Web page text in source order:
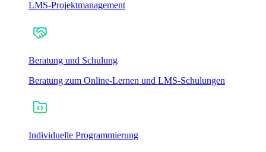
LMS-Projektmanagement
Beratung und Schulung
Beratung zum Online-Lernen und LMS-Schulungen
Individuelle Programmierung